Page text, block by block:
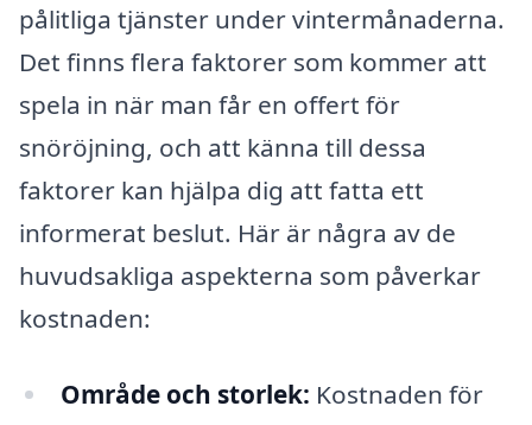
pålitliga tjänster under vintermånaderna.
Det finns flera faktorer som kommer att
spela in när man får en offert för
snöröjning, och att känna till dessa
faktorer kan hjälpa dig att fatta ett
informerat beslut. Här är några av de
huvudsakliga aspekterna som påverkar
kostnaden:
Område och storlek: Kostnaden för